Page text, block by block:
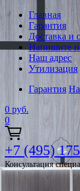
Главная
Гарантия
Доставка и
Напишите
Наш адрес
Утилизация
Гарантия
0 руб.
0
+7 (495)
Консультация